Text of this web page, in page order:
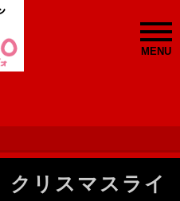
MENU
クリスマスライ